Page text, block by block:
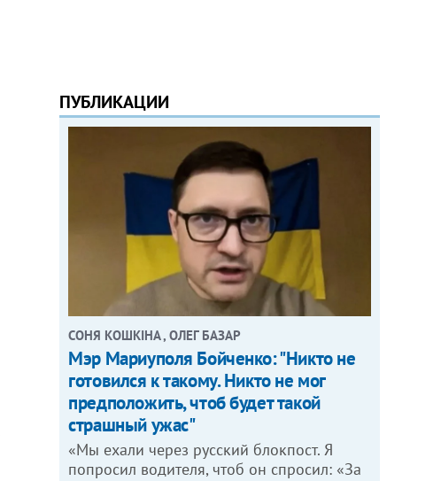
ПУБЛИКАЦИИ
СОНЯ КОШКІНА , ОЛЕГ БАЗАР
Мэр Мариуполя Бойченко: "Никто не
готовился к такому. Никто не мог
предположить, чтоб будет такой
страшный ужас"
«Мы ехали через русский блокпост. Я
попросил водителя, чтоб он спросил: «За